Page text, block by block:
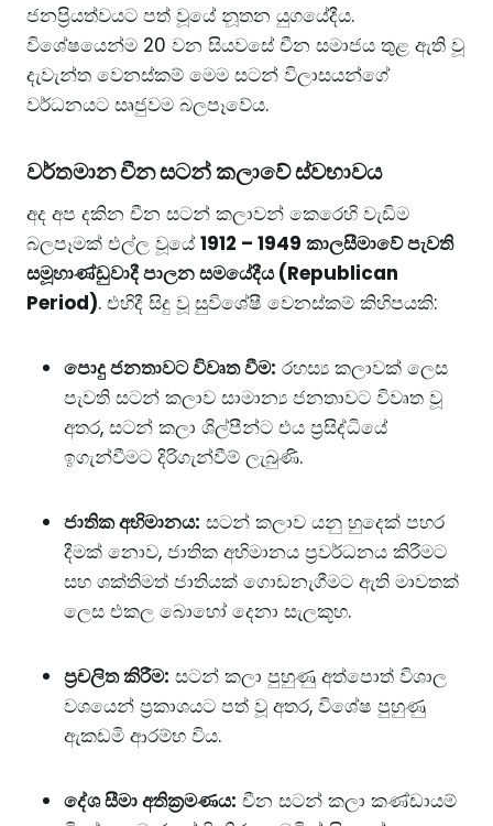
ජනප්‍රියත්වයට පත් වූයේ නූතන යුගයේදීය.
විශේෂයෙන්ම 20 වන සියවසේ චීන සමාජය තුළ ඇති වූ
දැවැන්ත වෙනස්කම් මෙම සටන් විලාසයන්ගේ
වර්ධනයට සෘජුවම බලපෑවේය.
​වර්තමාන චීන සටන් කලාවේ ස්වභාවය
​අද අප දකින චීන සටන් කලාවන් කෙරෙහි වැඩිම
බලපෑමක් එල්ල වූයේ 1912 – 1949 කාලසීමාවේ පැවති
සමූහාණ්ඩුවාදී පාලන සමයේදීය (Republican
Period). එහිදී සිදු වූ සුවිශේෂී වෙනස්කම් කිහිපයකි:
පොදු ජනතාවට විවෘත වීම: රහස්‍ය කලාවක් ලෙස
පැවති සටන් කලාව සාමාන්‍ය ජනතාවට විවෘත වූ
අතර, සටන් කලා ශිල්පීන්ට එය ප්‍රසිද්ධියේ
ඉගැන්වීමට දිරිගැන්වීම් ලැබුණි.
ජාතික අභිමානය: සටන් කලාව යනු හුදෙක් පහර
දීමක් නොව, ජාතික අභිමානය ප්‍රවර්ධනය කිරීමට
සහ ශක්තිමත් ජාතියක් ගොඩනැගීමට ඇති මාවතක්
ලෙස එකල බොහෝ දෙනා සැලකූහ.
ප්‍රචලිත කිරීම: සටන් කලා පුහුණු අත්පොත් විශාල
වශයෙන් ප්‍රකාශයට පත් වූ අතර, විශේෂ පුහුණු
ඇකඩමි ආරම්භ විය.
දේශ සීමා අතික්‍රමණය: චීන සටන් කලා කණ්ඩායම්